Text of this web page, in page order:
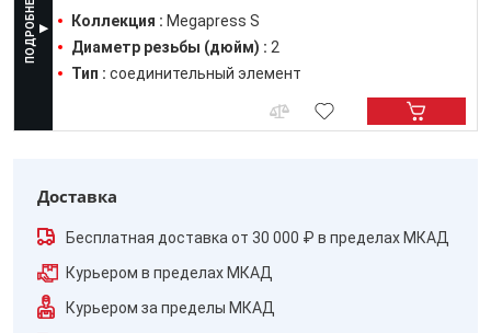
Коллекция : Megapress S
Диаметр резьбы (дюйм) : 2
Тип : соединительный элемент
Доставка
Бесплатная доставка от 30 000 ₽ в пределах МКАД
Курьером в пределах МКАД
Курьером за пределы МКАД